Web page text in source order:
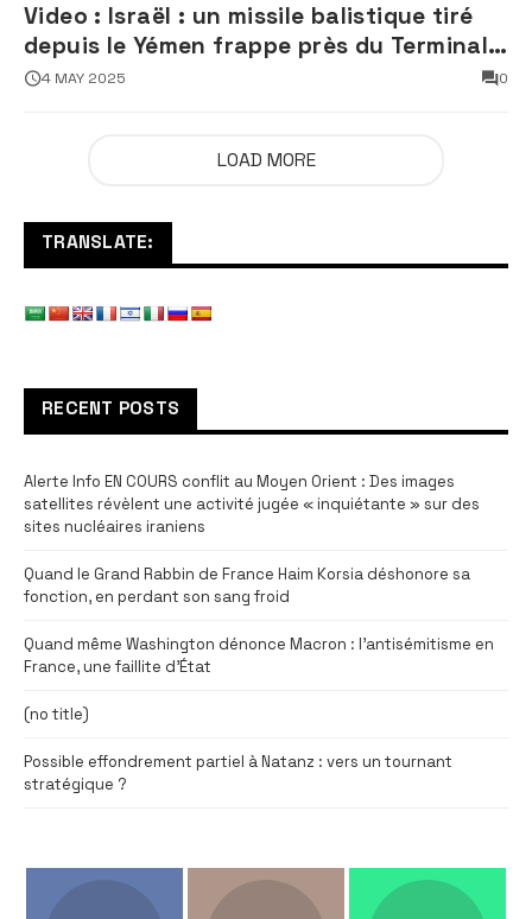
Video : Israël : un missile balistique tiré
depuis le Yémen frappe près du Terminal
3 de l’aéroport Ben Gourion
4 MAY 2025 0
LOAD MORE
TRANSLATE:
RECENT POSTS
Alerte Info EN COURS conflit au Moyen Orient : Des images
satellites révèlent une activité jugée « inquiétante » sur des
sites nucléaires iraniens
Quand le Grand Rabbin de France Haim Korsia déshonore sa
fonction, en perdant son sang froid
Quand même Washington dénonce Macron : l’antisémitisme en
France, une faillite d’État
(no title)
Possible effondrement partiel à Natanz : vers un tournant
stratégique ?